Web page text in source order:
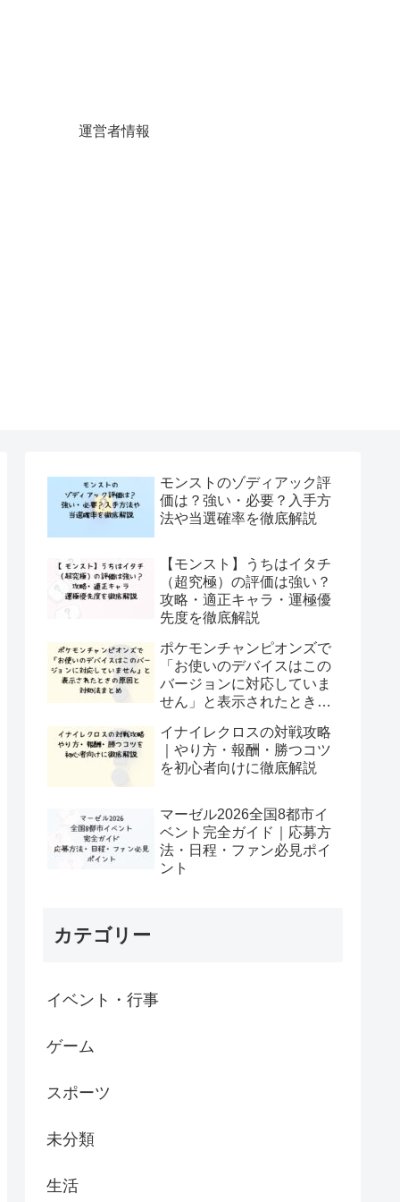
運営者情報
モンストのゾディアック評
価は？強い・必要？入手方
法や当選確率を徹底解説
【モンスト】うちはイタチ
（超究極）の評価は強い？
攻略・適正キャラ・運極優
先度を徹底解説
ポケモンチャンピオンズで
「お使いのデバイスはこの
バージョンに対応していま
せん」と表示されたときの
イナイレクロスの対戦攻略
｜やり方・報酬・勝つコツ
を初心者向けに徹底解説
マーゼル2026全国8都市イ
ベント完全ガイド｜応募方
法・日程・ファン必見ポイ
ント
カテゴリー
イベント・行事
ゲーム
スポーツ
未分類
生活